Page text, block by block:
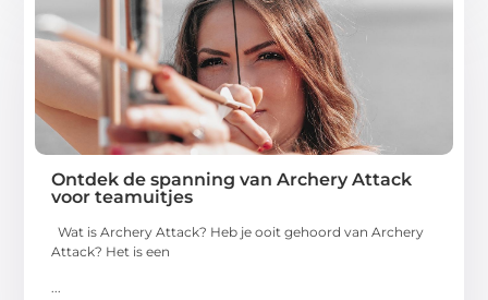
Ontdek de spanning van Archery Attack
voor teamuitjes
Wat is Archery Attack? Heb je ooit gehoord van Archery
Attack? Het is een